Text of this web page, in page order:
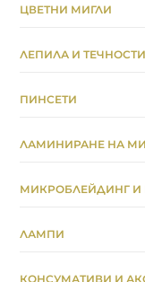
ЦВЕТНИ МИГЛИ
ЛЕПИЛА И ТЕЧНОСТИ
ПИНСЕТИ
ЛАМИНИРАНЕ НА
МИКРОБЛЕЙДИНГ И
ЛАМПИ
КОНСУМАТИВИ И